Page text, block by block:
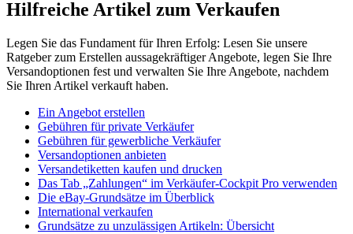
Hilfreiche Artikel zum Verkaufen
Legen Sie das Fundament für Ihren Erfolg: Lesen Sie unsere
Ratgeber zum Erstellen aussagekräftiger Angebote, legen Sie Ihre
Versandoptionen fest und verwalten Sie Ihre Angebote, nachdem
Sie Ihren Artikel verkauft haben.
Ein Angebot erstellen
Gebühren für private Verkäufer
Gebühren für gewerbliche Verkäufer
Versandoptionen anbieten
Versandetiketten kaufen und drucken
Das Tab „Zahlungen“ im Verkäufer-Cockpit Pro verwenden
Die eBay-Grundsätze im Überblick
International verkaufen
Grundsätze zu unzulässigen Artikeln: Übersicht